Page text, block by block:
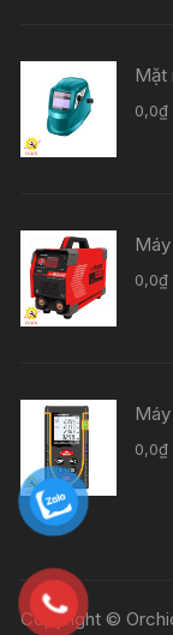
Mặt
0,0₫
0,0₫
0,0₫
Copyright ©